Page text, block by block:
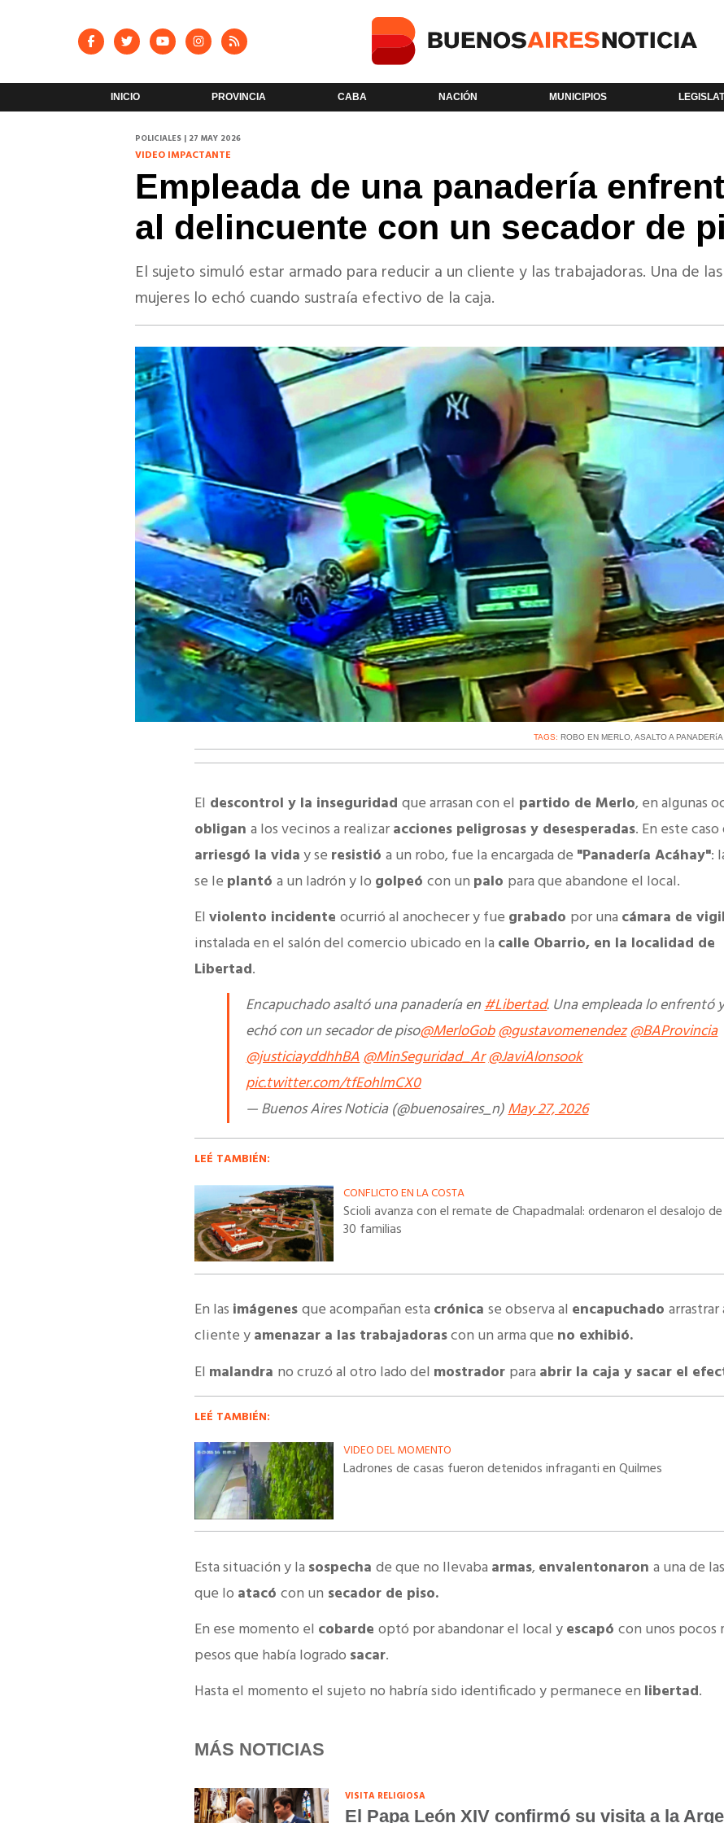
INICIO PROVINCIA CABA NACIÓN MUNICIPIOS
POLICIALES | 27 MAY 2026
VIDEO IMPACTANTE
Empleada de una panadería
al delincuente con un secador de
El sujeto simuló estar armado para reducir a un cliente y las trabajadoras. Una de las
mujeres lo echó cuando sustraía efectivo de la caja.
TAGS:ROBO EN MERLO ,ASALTO A
El descontrol y la inseguridadque arrasan con el partido de Merlo, en algunas
obligana los vecinos a realizaracciones peligrosas y desesperadas. En este
arriesgó la viday se resistióa un robo, fue la encargada de "Panadería Acáhay":
se le plantóa un ladrón y lo golpeócon un palo para que abandone el local.
Elviolento incidenteocurrió al anochecer y fue grabado por una cámara de
instalada en el salón del comercio ubicado en la calle Obarrio, en la localidad de
Libertad.
Encapuchado asaltó una panadería en#Libertad. Una empleada lo enfrentó
echó con un secador de piso@MerloGob@gustavomenendez@BAProvincia
@justiciayddhhBA@MinSeguridad_Ar@JaviAlonsook
pic.twitter.com/tfEohlmCX0
— Buenos Aires Noticia (@buenosaires_n)May 27, 2026
LEÉ TAMBIÉN:
CONFLICTO EN LA COSTA
Scioli avanza con el remate de Chapadmalal: ordenaron el desalojo de
30 familias
En las imágenesque acompañan esta crónicase observa al encapuchadoarrastrar
cliente yamenazar a las trabajadorascon un arma que no exhibió.
El malandra no cruzó al otro lado del mostrador para abrir la caja y sacar el
LEÉ TAMBIÉN:
VIDEO DEL MOMENTO
Ladrones de casas fueron detenidos infraganti en Quilmes
Esta situación y la sospechade que no llevaba armas, envalentonarona una de
que lo atacócon un secador de piso.
En ese momento el cobardeoptó por abandonar el local yescapócon unos pocos
pesos que había logrado sacar.
Hasta el momento el sujeto no habría sido identificado y permanece en libertad.
MÁS NOTICIAS
VISITA RELIGIOSA
El Papa León XIV confirmó su visita a la